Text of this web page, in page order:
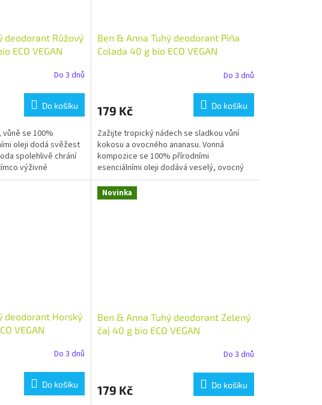
deodorant Růžový
ECO VEGAN
Do 3 dnů
Do košíku
vůně se 100%
oleji dodá svěžest
spolehlivě chrání
výživné
Ben & Anna Tuhý deodorant Piña
Colada 40 g bio ECO VEGAN
Do 3 dnů
179 Kč Do košíku
Zažijte tropický nádech se sladkou vůní
kokosu a ovocného ananasu. Vonná
kompozice se 100% přírodními
esenciálními oleji dodává veselý, ovocný
pocit svěžesti. Jedlá soda chrání...
deodorant Horský
VEGAN
Do 3 dnů
Do košíku
Novinka
Ben & Anna Tuhý deodorant Zelený
čaj 40 g bio ECO VEGAN
Do 3 dnů
179 Kč Do košíku